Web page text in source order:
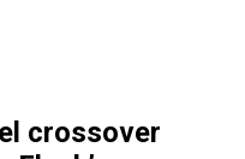
crossover